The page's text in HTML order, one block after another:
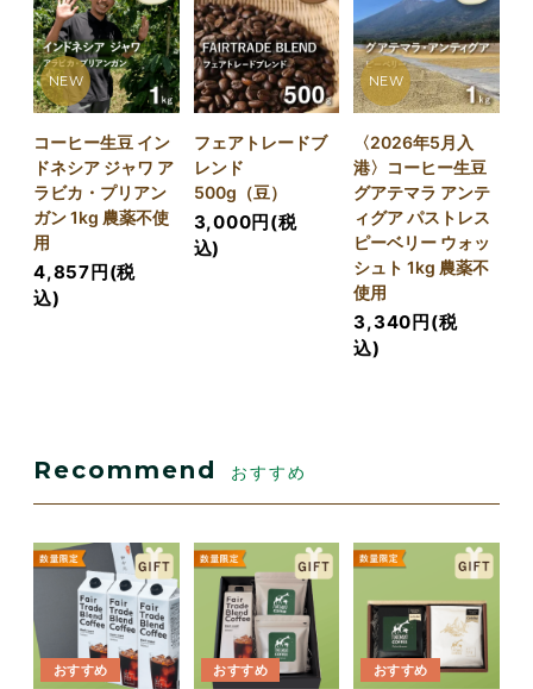
NEW
コーヒー生豆 イン
ドネシア ジャワ ア
ラビカ・プリアン
ガン 1kg 農薬不使
用
4,857円(税
込)
フェアトレードブ
レンド
500g（豆）
3,000円(税
込)
NEW
〈2026年5月入
港〉コーヒー生豆
グアテマラ アンテ
ィグア パストレス
ピーベリー ウォッ
シュト 1kg 農薬不
使用
3,340円(税
込)
Recommend おすすめ
おすすめ おすすめ おすすめ